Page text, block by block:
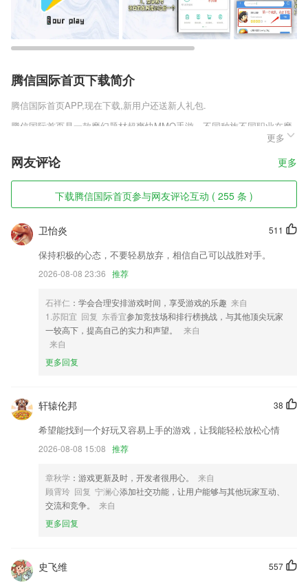
腾信国际首页下载简介
腾信国际首页APP,现在下载,新用户还送新人礼包.
腾信国际首页是一款魔幻题材超爽快MMO手游，不同种族不同职业在魔
法之地开启魔幻冒险，多人组队挑战上古神兽，感受比肩端游的超爽快多
人战斗体验。本次为玩家们带来了大量的游戏攻略，喜欢的玩家们千万别
错过，下载这款无神之界手游，体验超爽的魔幻征战吧。
腾信国际首页软件特色
1,专用不分频子机，一个通用市面上常用频率，减少不必要的备货库存。
2,契约金打卡
3,边读边记：独特笔记功能，让你留下新鲜的阅读感触；
4,包含各种类型的护工，大家能够在软件上面自由筛选下单。
6,过程监督：青阳MPAcc app有小助教检查课程作业学习打卡。
腾信国际首页软件优势
1.专门由美之联教育发行的专为美联英语学习者打造的学习应用，
等。
3.早检测论文查重系统将平台上的这些英语论文转换中文，有精准的计算
方式来为大家检查论文
4.快速精准定位，秒查详细解析答案与学习资料，帮你查缺补漏，巩固所
5.多样化的精选视频素材，采用4步法，逐步精听，提升听力水平能力。
6.知识学习，智力开发，止啼哄睡，应有尽有，习惯培养，性格养成！
腾信国际首页更新了什么?
提升加载速度和新系统兼容性；
更多
网友评论 更多
下载腾信国际首页参与网友评论互动 ( 255 条 )
511
卫怡炎
保持积极的心态，不要轻易放弃，相信自己可以战胜对手。
2026-08-08 23:36 推荐
石祥仁 ：学会合理安排游戏时间，享受游戏的乐趣 来自
1.苏阳宜 回复 东香宜参加竞技场和排行榜挑战，与其他顶尖玩家
一较高下，提高自己的实力和声望。
来自
来自
更多回复
38
轩辕伦邦
希望能找到一个好玩又容易上手的游戏，让我能轻松放松心情
2026-08-08 15:08 推荐
章秋学 ：游戏更新及时，开发者很用心。
来自
顾霄玲 回复 宁澜心添加社交功能，让用户能够与其他玩家互动、
交流和竞争。
来自
更多回复
557
史飞维